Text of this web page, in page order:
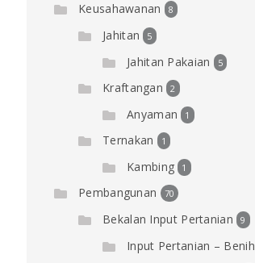
Keusahawanan 8
Jahitan 5
Jahitan Pakaian 5
Kraftangan 2
Anyaman 1
Ternakan 1
Kambing 1
Pembangunan 70
Bekalan Input Pertanian 9
Input Pertanian – Benih